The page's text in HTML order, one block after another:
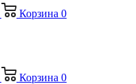
Корзина 0
Корзина 0